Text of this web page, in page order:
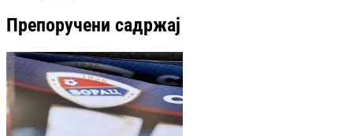
Препоручени садржај